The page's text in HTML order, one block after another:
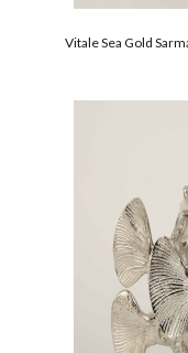
Vitale Sea Gold